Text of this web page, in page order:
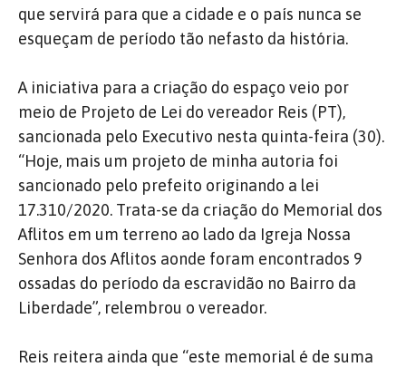
que servirá para que a cidade e o país nunca se
esqueçam de período tão nefasto da história.
A iniciativa para a criação do espaço veio por
meio de Projeto de Lei do vereador Reis (PT),
sancionada pelo Executivo nesta quinta-feira (30).
“Hoje, mais um projeto de minha autoria foi
sancionado pelo prefeito originando a lei
17.310/2020. Trata-se da criação do Memorial dos
Aflitos em um terreno ao lado da Igreja Nossa
Senhora dos Aflitos aonde foram encontrados 9
ossadas do período da escravidão no Bairro da
Liberdade”, relembrou o vereador.
Reis reitera ainda que “este memorial é de suma